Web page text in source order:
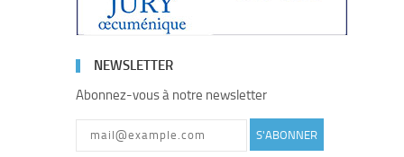
NEWSLETTER
Abonnez-vous à notre newsletter
S'ABONNER